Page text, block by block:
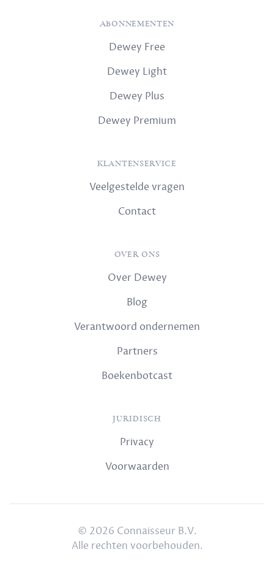
ABONNEMENTEN
Dewey Free
Dewey Light
Dewey Plus
Dewey Premium
KLANTENSERVICE
Veelgestelde vragen
Contact
OVER ONS
Over Dewey
Blog
Verantwoord ondernemen
Partners
Boekenbotcast
JURIDISCH
Privacy
Voorwaarden
© 2026 Connaisseur B.V.
Alle rechten voorbehouden.